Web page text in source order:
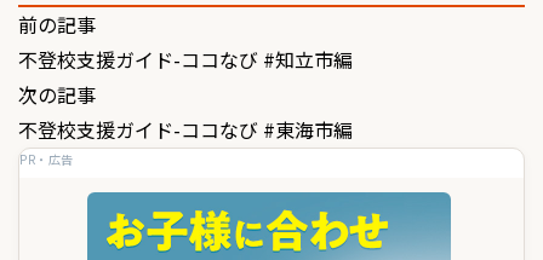
投
稿
ナ
ビ
前の記事
不登校支援ガイド-ココなび #知立市編
次の記事
不登校支援ガイド-ココなび #東海市編
PR・広告